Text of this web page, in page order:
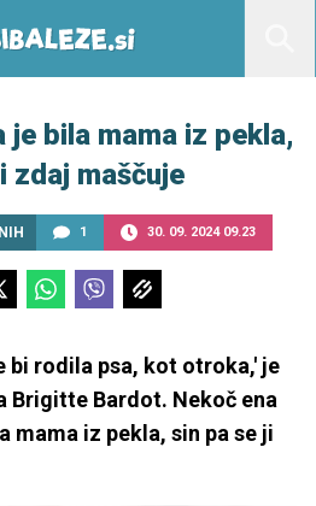
je bila mama iz pekla,
zdaj maščuje
1 30. 09. 2024 09.23
bi rodila psa, kot otroka,' je
Brigitte Bardot. Nekoč ena
mama iz pekla, sin pa se ji